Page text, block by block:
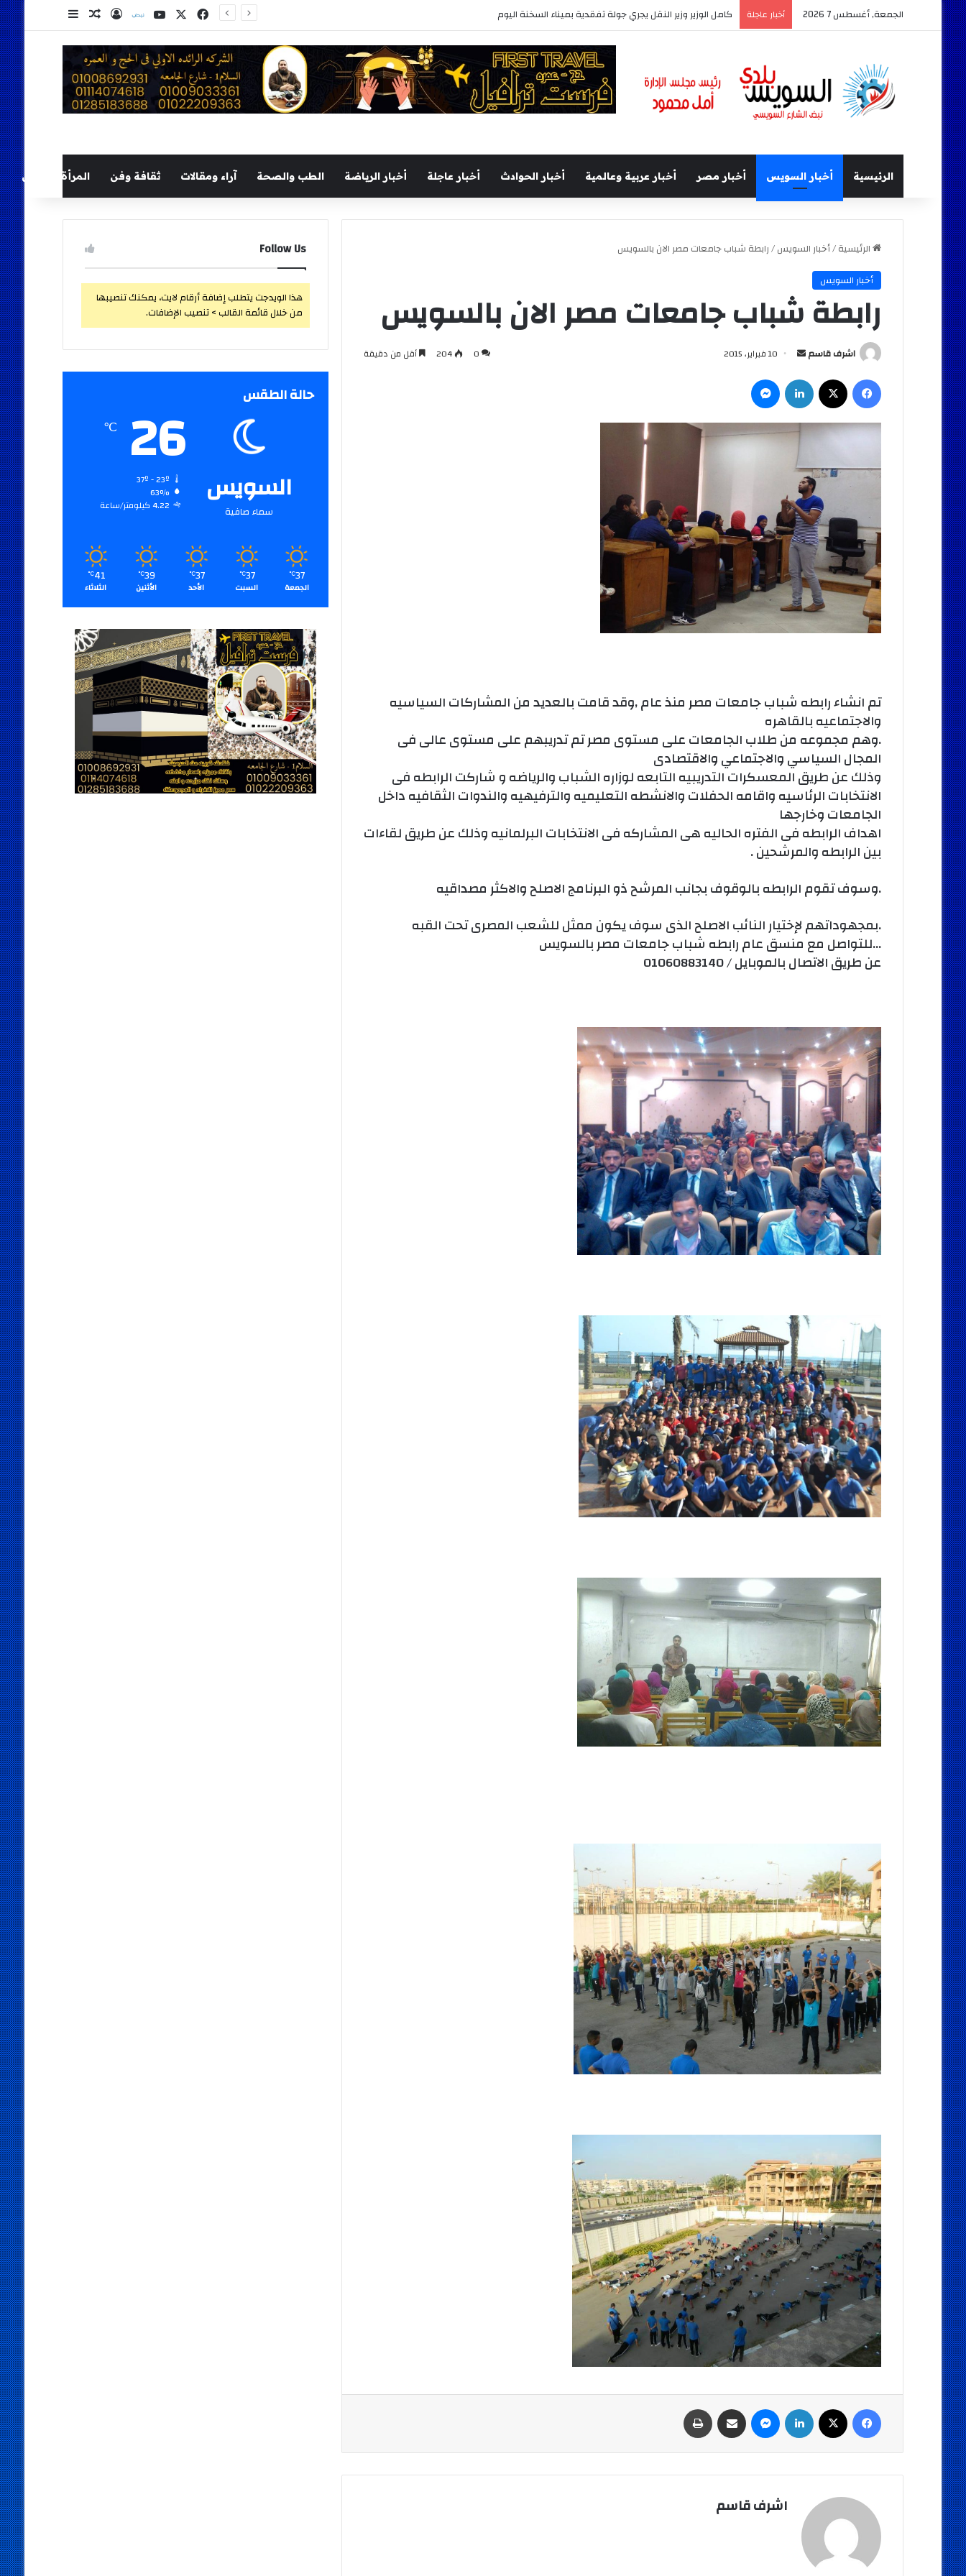
الجمعة, أغسطس 7 2026 أخبار عاجلة كامل الوزير وزير النقل يجري جولة تفقدية بميناء السخنة اليوم فيسبوك
‫X
‫YouTube
نلضتسجيل الدخول
مقال عشوائي
إضافة عمود
الرئيسية أخبار السويس أخبار مصر أخبار عربية وعالمية أخبار الحوادث أخبار عاجلة أخبار الرياضة الطب والصحة آراء ومقالات ثقافة وفن المرأة والطفل
الرئيسية/أخبار السويس/رابطة شباب جامعات مصر الان بالسويس
أخبار السويس
رابطة شباب جامعات مصر الان بالسويس
اشرف قاسم
أرسل
إلكترونيا
10 فبراير، 2015 0
204 أقل من دقيقة
فيسبوك لينكدإن
تم انشاء رابطه شباب جامعات مصر منذ عام ,وقد قامت بالعديد من المشاركات السياسيه
والاجتماعيه بالقاهره
.وهم مجموعه من طلاب الجامعات على مستوى مصر تم تدريبهم على مستوى عالى فى
المجال السياسي والاجتماعي والاقتصادى
وذلك عن طريق المعسكرات التدريبيه التابعه لوزاره الشباب والرياضه و شاركت الرابطه فى
الانتخابات الرئاسيه واقامه الحفلات والانشطه التعليميه والترفيهيه والندوات الثقافيه داخل
الجامعات وخارجها
اهداف الرابطه فى الفتره الحاليه هى المشاركه فى الانتخابات البرلمانيه وذلك عن طريق لقاءات
بين الرابطه والمرشحين .
.وسوف تقوم الرابطه بالوقوف بجانب المرشح ذو البرنامج الاصلح والاكثر مصداقيه
.بمجهوداتهم لإختيار النائب الاصلح الذى سوف يكون ممثل للشعب المصرى تحت القبه
…للتواصل مع منسق عام رابطه شباب جامعات مصر بالسويس
عن طريق الاتصال بالموبايل / 01060883140
فيسبوك لينكدإن ماسنجر مشاركة عبر البريد
اشرف قاسم
Follow Us
هذا الويدجت يتطلب إضافة أرقام لايت، يمكنك تنصيبها
من خلال قائمة القالب > تنصيب الإضافات.
حالة الطقس
السويس
سماء صافية
26
℃
63%
4.22 كيلومتر/ساعة
37
℃
الجمعة
37
℃
السبت
37
℃
الأحد
39
℃
الأثنين
41
℃
الثلاثاء